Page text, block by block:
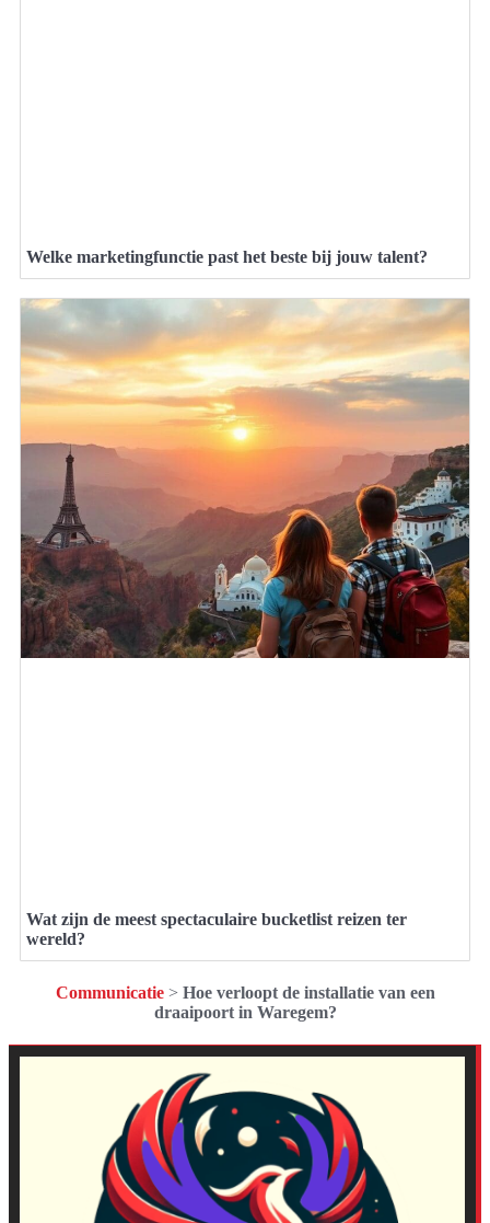
Welke marketingfunctie past het beste bij jouw talent?
Wat zijn de meest spectaculaire bucketlist reizen ter
wereld?
Communicatie> Hoe verloopt de installatie van een
draaipoort in Waregem?